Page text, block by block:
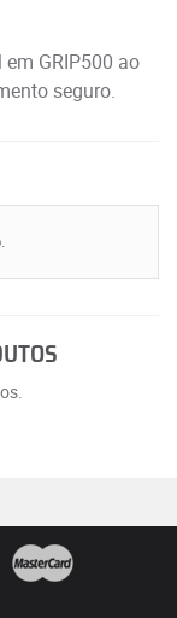
em GRIP500 ao
seguro.